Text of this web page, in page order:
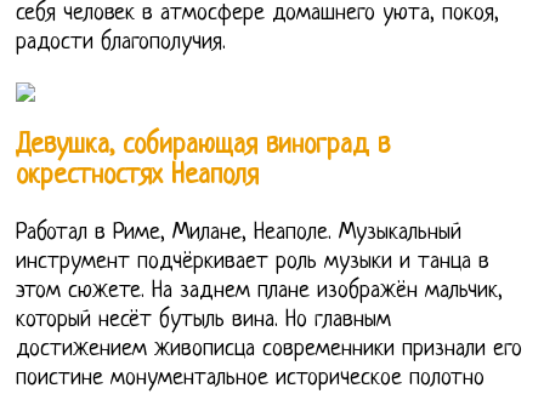
себя человек в атмосфере домашнего уюта, покоя,
радости благополучия.
Девушка, собирающая виноград в
окрестностях Неаполя
Работал в Риме, Милане, Неаполе. Музыкальный
инструмент подчёркивает роль музыки и танца в
этом сюжете. На заднем плане изображён мальчик,
который несёт бутыль вина. Но главным
достижением живописца современники признали его
поистине монументальное историческое полотно